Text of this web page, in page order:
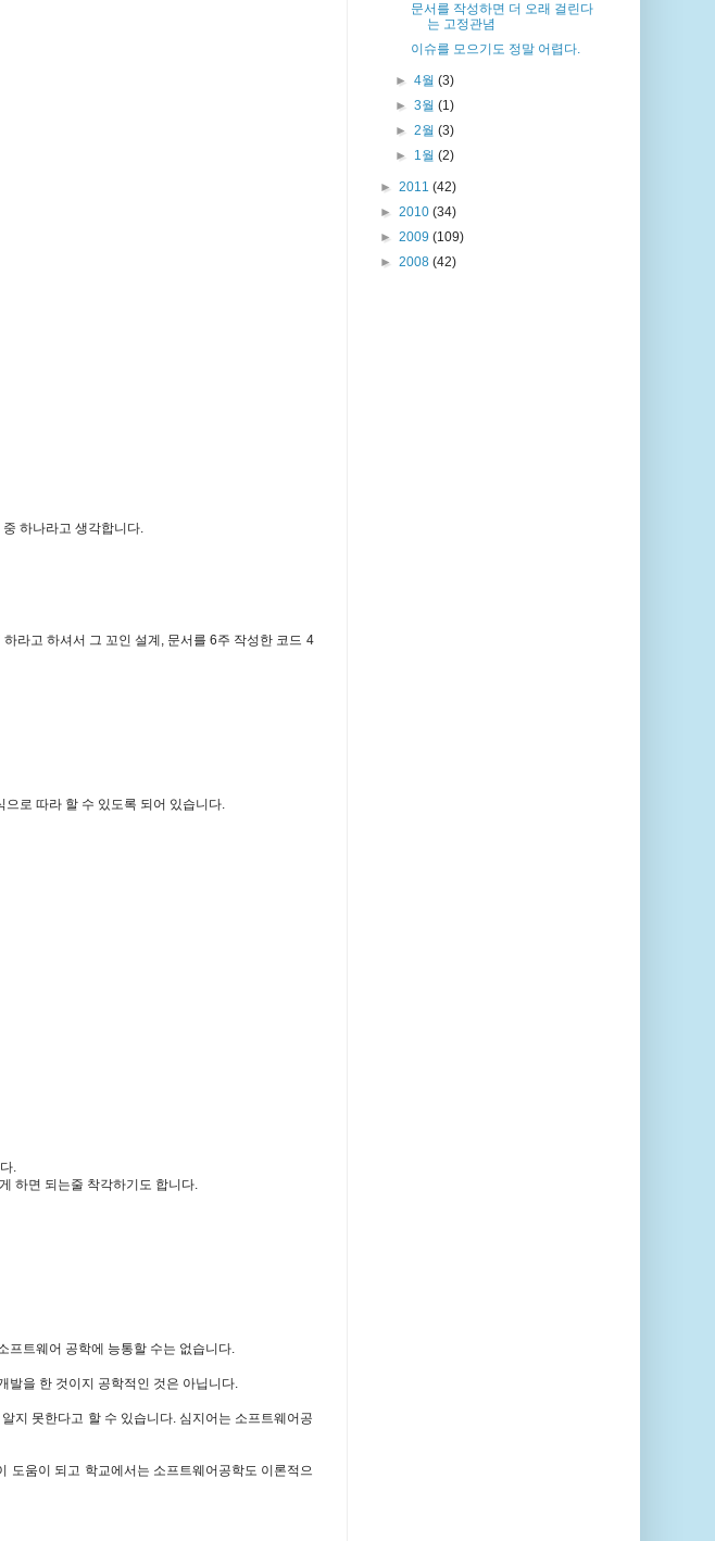
하나라고 생각합니다.
라고 하셔서 그 꼬인 설계, 문서를 6주 작성한 코드 4
로 따라 할 수 있도록 되어 있습니다.
.
하면 되는줄 착각하기도 합니다.
프트웨어 공학에 능통할 수는 없습니다.
을 한 것이지 공학적인 것은 아닙니다.
지 못한다고 할 수 있습니다. 심지어는 소프트웨어공
도움이 되고 학교에서는 소프트웨어공학도 이론적으
문서를 작성하면 더 오래 걸린다
는 고정관념
이슈를 모으기도 정말 어렵다.
► 4월 (3)
► 3월 (1)
► 2월 (3)
► 1월 (2)
► 2011 (42)
► 2010 (34)
► 2009 (109)
► 2008 (42)